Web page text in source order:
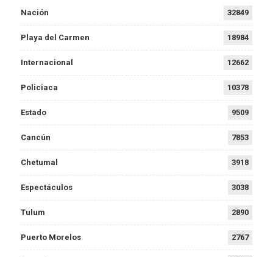
Nación 32849
Playa del Carmen 18984
Internacional 12662
Policiaca 10378
Estado 9509
Cancún 7853
Chetumal 3918
Espectáculos 3038
Tulum 2890
Puerto Morelos 2767